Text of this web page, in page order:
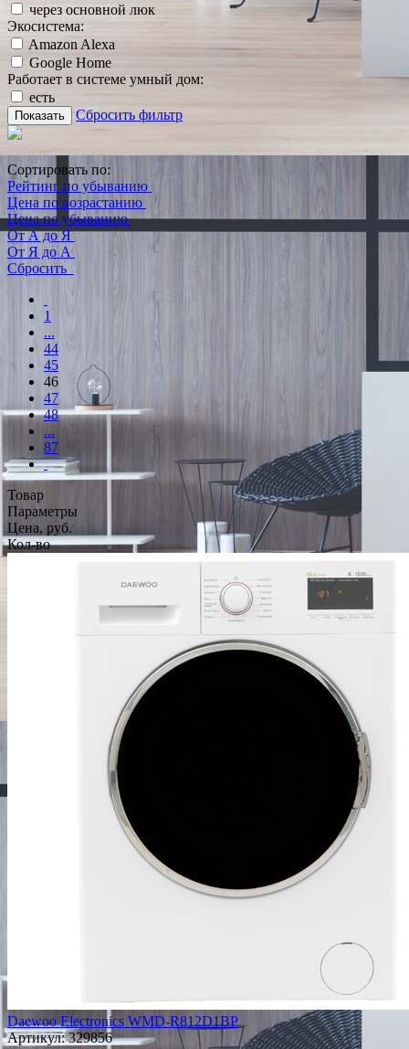
через основной люк
Экосистема:
Amazon Alexa
Google Home
Работает в системе умный дом:
есть
Показать Сбросить фильтр
Сортировать по:
Рейтинг по убыванию
Цена по возрастанию
Цена по убыванию
От А до Я
От Я до А
Сбросить
1
...
44
45
46
47
48
...
87
Товар
Параметры
Цена, руб.
Кол-во
Daewoo Electronics WMD-R812D1BP
Артикул:329856